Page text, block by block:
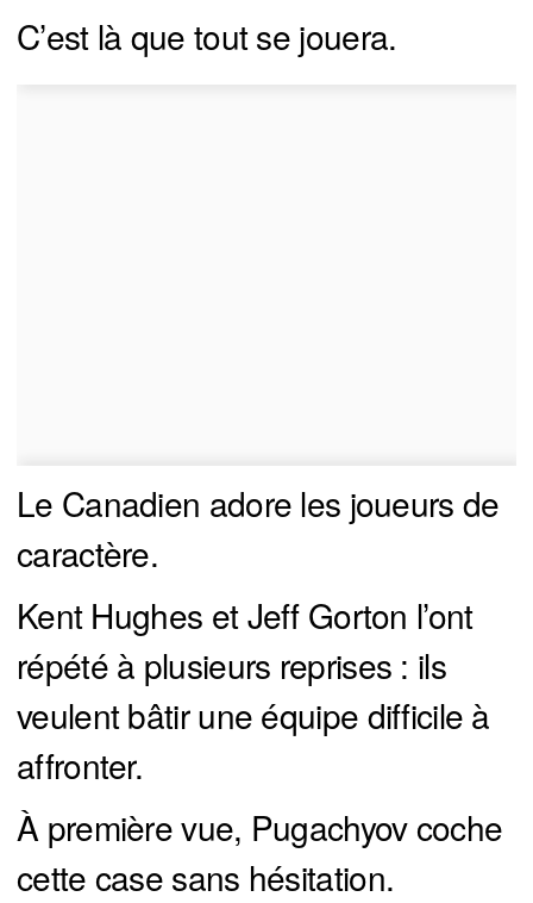
C’est là que tout se jouera.
Le Canadien adore les joueurs de
caractère.
Kent Hughes et Jeff Gorton l’ont
répété à plusieurs reprises : ils
veulent bâtir une équipe difficile à
affronter.
À première vue, Pugachyov coche
cette case sans hésitation.